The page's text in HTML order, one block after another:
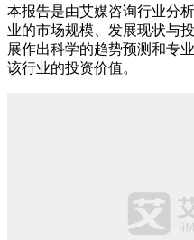
本报告是由艾媒咨询行业分
业的市场规模、发展现状与
展作出科学的趋势预测和专
该行业的投资价值。